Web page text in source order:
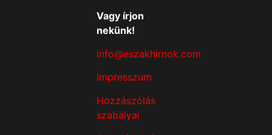
Vagy írjon
nekünk!
info@eszakhirnok.com
Impresszum
Hozzászólás
szabályai